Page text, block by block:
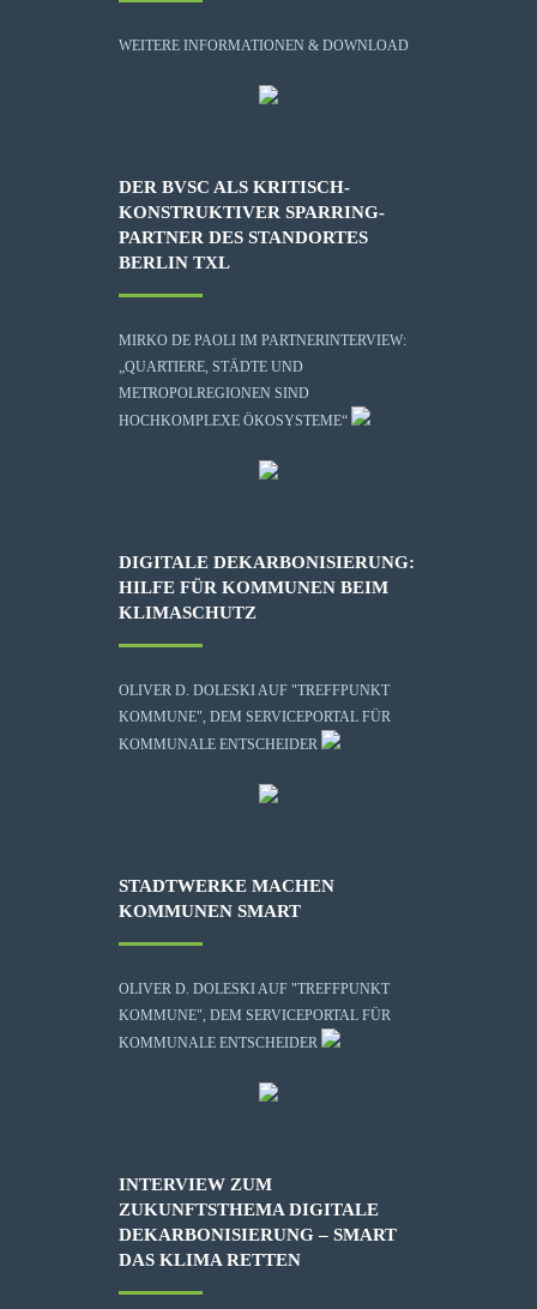
WEITERE INFORMATIONEN & DOWNLOAD
DER BVSC ALS KRITISCH-
KONSTRUKTIVER SPARRING-
PARTNER DES STANDORTES
BERLIN TXL
MIRKO DE PAOLI IM PARTNERINTERVIEW:
„QUARTIERE, STÄDTE UND
METROPOLREGIONEN SIND
HOCHKOMPLEXE ÖKOSYSTEME“
DIGITALE DEKARBONISIERUNG:
HILFE FÜR KOMMUNEN BEIM
KLIMASCHUTZ
OLIVER D. DOLESKI AUF "TREFFPUNKT
KOMMUNE", DEM SERVICEPORTAL FÜR
KOMMUNALE ENTSCHEIDER
STADTWERKE MACHEN
KOMMUNEN SMART
OLIVER D. DOLESKI AUF "TREFFPUNKT
KOMMUNE", DEM SERVICEPORTAL FÜR
KOMMUNALE ENTSCHEIDER
INTERVIEW ZUM
ZUKUNFTSTHEMA DIGITALE
DEKARBONISIERUNG – SMART
DAS KLIMA RETTEN